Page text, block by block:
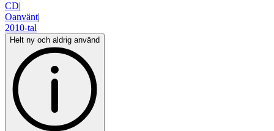
CD|
Oanvänt|
2010-tal
Helt ny och aldrig använd